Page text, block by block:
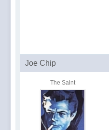
Joe Chip
The Saint